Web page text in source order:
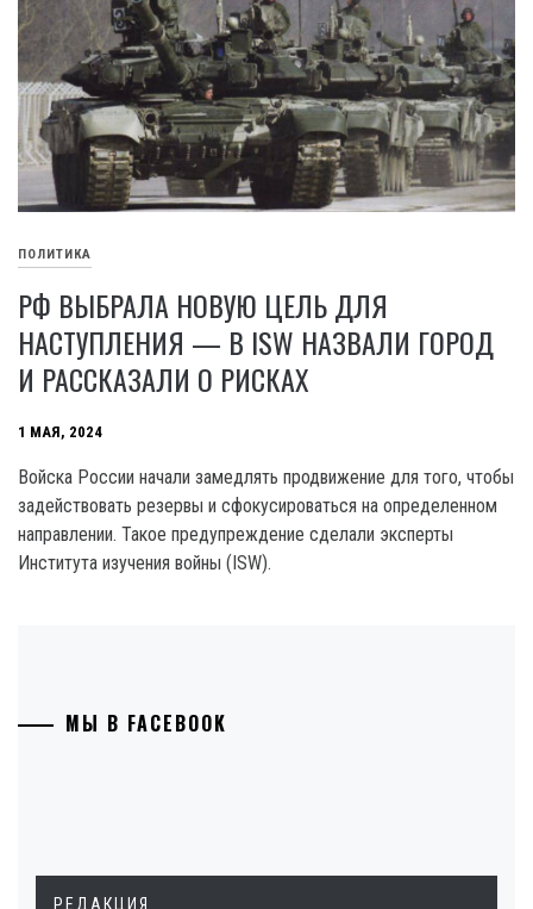
ПОЛИТИКА
РФ ВЫБРАЛА НОВУЮ ЦЕЛЬ ДЛЯ
НАСТУПЛЕНИЯ — В ISW НАЗВАЛИ ГОРОД
И РАССКАЗАЛИ О РИСКАХ
1 МАЯ, 2024
Войска России начали замедлять продвижение для того, чтобы
задействовать резервы и сфокусироваться на определенном
направлении. Такое предупреждение сделали эксперты
Института изучения войны (ISW).
МЫ В FACEBOOK
РЕДАКЦИЯ